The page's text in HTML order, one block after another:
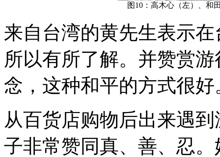
图10：高木心（左）、和
来自台湾的黄先生表示
所以有所了解。并赞赏
念，这种和平的方式很好
从百货店购物后出来遇
子非常赞同真、善、忍